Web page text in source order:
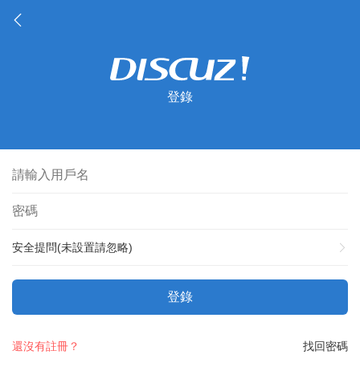
登錄
安全提問(未設置請忽略)
登錄
找回密碼
還沒有註冊？